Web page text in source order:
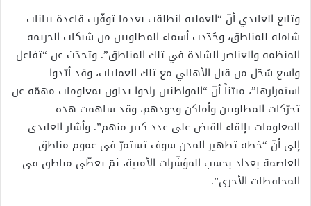
وتابع العابدي أنّ “العملية انطلقت بعدما توفّرت قاعدة بيانات
شاملة للمناطق، وحُدّدت أسماء المطلوبين من شبكات الجريمة
المنظمة والعناصر الشاذة في تلك المناطق”. وتحدّث عن “تفاعل
واسع سُجّل من قبل الأهالي مع تلك العمليات، وقد أيّدوا
استمرارها”، مبيّناً أنّ “المواطنين راحوا يدلون بمعلومات مهمّة عن
تحرّكات المطلوبين وأماكن وجودهم، وقد ساهمت هذه
المعلومات بإلقاء القبض على عدد كبير منهم”. وأشار العابدي
إلى أنّ “خطة تطهير المدن سوف تستمرّ في عموم مناطق
العاصمة بغداد بحسب المؤشّرات الأمنية، ثمّ تغطّي مناطق في
المحافظات الأخرى”.